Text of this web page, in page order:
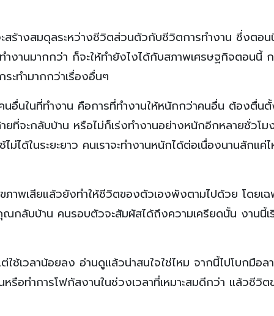
ะสร้างสมดุลระหว่างชีวิตส่วนตัวกับชีวิตการทำงาน ซึ่งตอ
ำงานมากกว่า ก็จะให้ทำยังไงได้กับสภาพเศรษฐกิจตอนนี้
ะทำมากกว่าเรื่องอื่นๆ
นอื่นในที่ทำงาน คือการที่ทำงานให้หนักกว่าคนอื่น ต้องตื่นตั้
ยที่จะกลับบ้าน หรือไม่ก็เร่งทำงานอย่างหนักอีกหลายชั่วโม
ได้ในระยะยาว คนเราจะทำงานหนักได้ต่อเนื่องนานสักแค่
าพเสียแล้วยังทำให้ชีวิตของตัวเองพังตามไปด้วย โดยเฉ
ลับบ้าน คนรอบตัวจะสัมผัสได้ถึงความเครียดนั้น งานนี้เ
ช้เวลาน้อยลง อ่านดูแล้วน่าสนใจใช่ไหม จากนี้ไปโบกมือล
รือทำการโฟกัสงานในช่วงเวลาที่เหมาะสมดีกว่า แล้วชีวิ